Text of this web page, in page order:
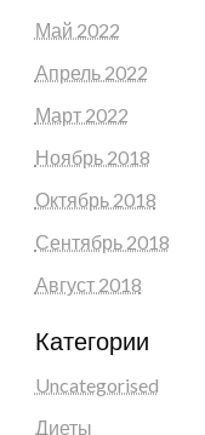
Май 2022
Апрель 2022
Март 2022
Ноябрь 2018
Октябрь 2018
Сентябрь 2018
Август 2018
Категории
Uncategorised
Диеты